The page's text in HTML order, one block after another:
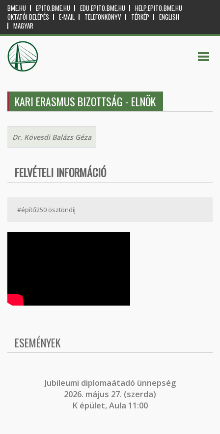
BME.HU EPITO.BME.HU EDU.EPITO.BME.HU
HELP.EPITO.BME.HU
OKTATÓI BELÉPÉS
E-MAIL TELEFONKÖNYV TÉRKÉP
ENGLISH
MAGYAR
KARI ERASMUS BIZOTTSÁG - ELNÖK
Dr. Kövesdi Balázs Géza
FELVÉTELI INFORMÁCIÓ
#építő250 ösztöndíj
ESEMÉNYEK
Jubileumi diplomaátadó ünnepség
2026. május 27. (szerda)
K épület, Aula 11:00